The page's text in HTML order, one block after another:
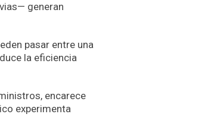
generan
pasar entre una
la eficiencia
encarece
experimenta